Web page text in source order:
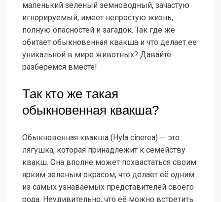
маленький зеленый земноводный, зачастую
игнорируемый, имеет непростую жизнь,
полную опасностей и загадок. Так где же
обитает обыкновенная квакша и что делает ее
уникальной в мире животных? Давайте
разберемся вместе!
Так кто же такая
обыкновенная квакша?
Обыкновенная квакша (Hyla cinerea) — это
лягушка, которая принадлежит к семейству
квакш. Она вполне может похвастаться своим
ярким зеленым окрасом, что делает её одним
из самых узнаваемых представителей своего
рода. Неудивительно, что её можно встретить